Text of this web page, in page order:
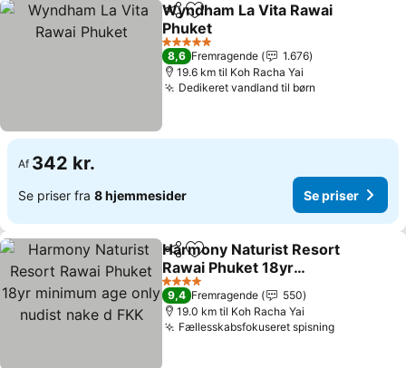
Del Føj til favoritter
Wyndham La Vita Rawai
Phuket
5 Stjerner
8,6 Fremragende
1.676
19.6 km til Koh Racha Yai
Dedikeret vandland til børn
Af 342 kr.
Se priser fra 8 hjemmesider Se priser
Del Føj til favoritter
Harmony Naturist Resort
Rawai Phuket 18yr
minimum age only nudist
nake d FKK
4 Stjerner
9,4 Fremragende
550
19.0 km til Koh Racha Yai
Fællesskabsfokuseret spisning